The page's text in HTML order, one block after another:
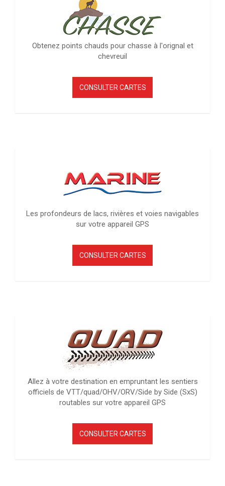
Obtenez points chauds pour chasse à l'orignal et
chevreuil
CONSULTER CARTES
Les profondeurs de lacs, rivières et voies navigables
sur votre appareil GPS
CONSULTER CARTES
Allez à votre destination en empruntant les sentiers
officiels de VTT/quad/OHV/ORV/Side by Side (SxS)
routables sur votre appareil GPS
CONSULTER CARTES